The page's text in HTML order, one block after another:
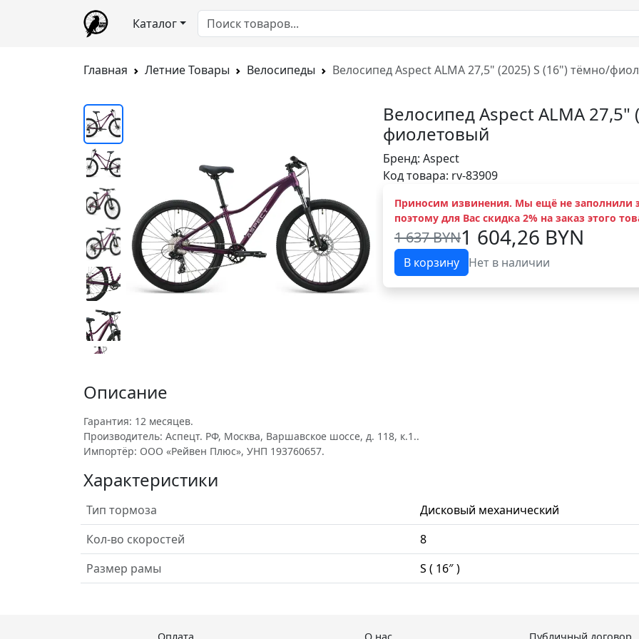
Каталог
Главная Летние Товары Велосипеды Велосипед Aspect ALMA 27,5" (2025) S (16") тёмно/
Велосипед Aspect ALMA 27,5"
фиолетовый
Бренд: Aspect
Код товара: rv-83909
Приносим извинения. Мы ещё не заполнили
поэтому для Вас скидка 2% на заказ этого
1 637 BYN1 604,26 BYN
В корзину Нет в наличии
Описание
Гарантия: 12 месяцев.
Производитель: Аспецт. РФ, Москва, Варшавское шоссе, д. 118, к.1..
Импортёр: ООО «Рейвен Плюс», УНП 193760657.
Характеристики
Тип тормоза
Дисковый механический
Кол-во скоростей
8
Размер рамы
S ( 16″ )